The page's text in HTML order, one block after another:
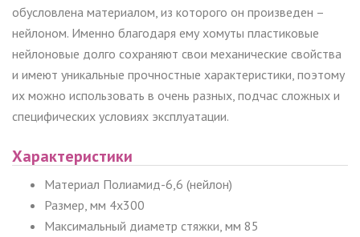
обусловлена ​​материалом, из которого он произведен –
нейлоном. Именно благодаря ему хомуты пластиковые
нейлоновые долго сохраняют свои механические свойства
и имеют уникальные прочностные характеристики, поэтому
их можно использовать в очень разных, подчас сложных и
специфических условиях эксплуатации.
Характеристики
Материал Полиамид-6,6 (нейлон)
Размер, мм 4x300
Максимальный диаметр стяжки, мм 85